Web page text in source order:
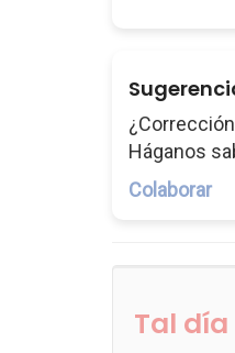
Háganos
Colaborar
Tal